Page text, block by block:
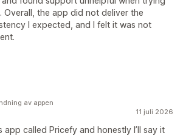
Overall, the app did not deliver the
I expected, and I felt it was not
11 juli 2026
app called Pricefy and honestly I’ll say it
av appen